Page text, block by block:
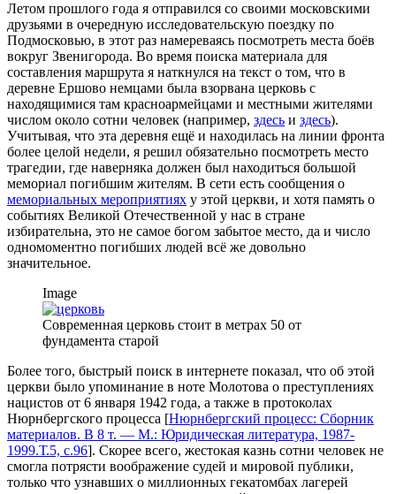
Летом прошлого года я отправился со своими московскими
друзьями в очередную исследовательскую поездку по
Подмосковью, в этот раз намереваясь посмотреть места боёв
вокруг Звенигорода. Во время поиска материала для
составления маршрута я наткнулся на текст о том, что в
деревне Ершово немцами была взорвана церковь с
находящимися там красноармейцами и местными жителями
числом около сотни человек (например, здесь и здесь).
Учитывая, что эта деревня ещё и находилась на линии фронта
более целой недели, я решил обязательно посмотреть место
трагедии, где наверняка должен был находиться большой
мемориал погибшим жителям. В сети есть сообщения о
мемориальных мероприятиях у этой церкви, и хотя память о
событиях Великой Отечественной у нас в стране
избирательна, это не самое богом забытое место, да и число
одномоментно погибших людей всё же довольно
значительное.
Image
Современная церковь стоит в метрах 50 от
фундамента старой
Более того, быстрый поиск в интернете показал, что об этой
церкви было упоминание в ноте Молотова о преступлениях
нацистов от 6 января 1942 года, а также в протоколах
Нюрнбергского процесса [Нюрнбергский процесс: Сборник
материалов. В 8 т. — М.: Юридическая литература, 1987-
1999.Т.5, с.96]. Скорее всего, жестокая казнь сотни человек не
смогла потрясти воображение судей и мировой публики,
только что узнавших о миллионных гекатомбах лагерей